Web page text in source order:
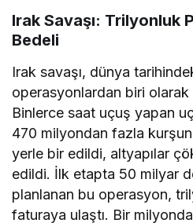
Irak Savaşı: Trilyonluk
Bedeli
Irak savaşı, dünya
operasyonlardan biri olarak
Binlerce saat uçuş yapan
470 milyondan fazla kurşun
yerle bir edildi, altyapılar
edildi. İlk etapta 50 milyar
planlanan bu operasyon,
faturaya ulaştı. Bir